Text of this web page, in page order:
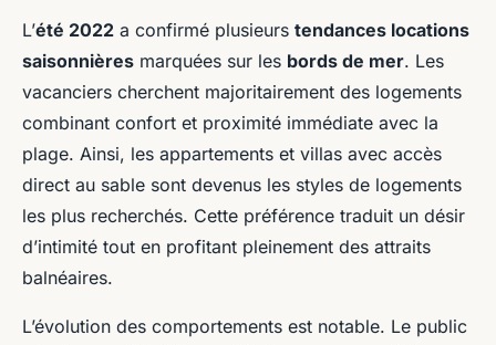
L’été 2022 a confirmé plusieurs tendances locations
saisonnières marquées sur les bords de mer. Les
vacanciers cherchent majoritairement des logements
combinant confort et proximité immédiate avec la
plage. Ainsi, les appartements et villas avec accès
direct au sable sont devenus les styles de logements
les plus recherchés. Cette préférence traduit un désir
d’intimité tout en profitant pleinement des attraits
balnéaires.
L’évolution des comportements est notable. Le public